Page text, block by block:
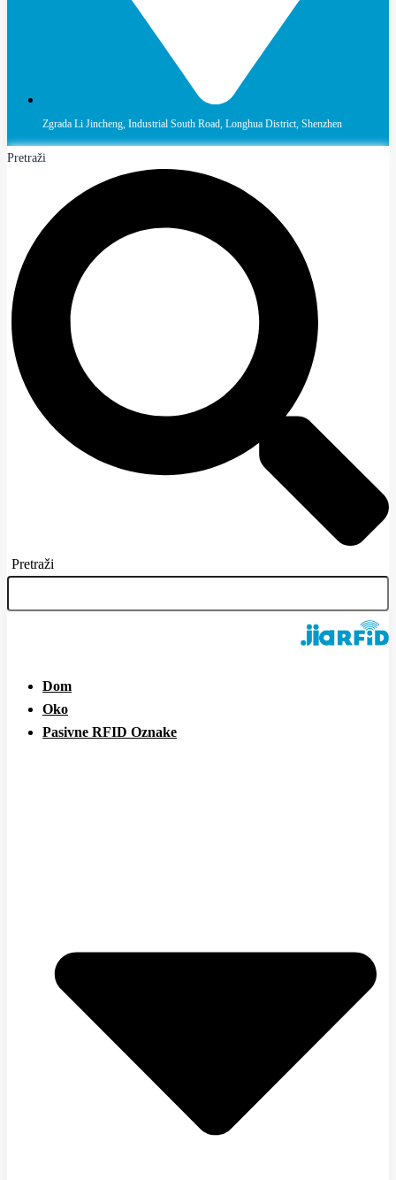
Zgrada Li Jincheng, Industrial South Road, Longhua District, Shenzhen
Pretraži
Pretraži
Dom
Oko
Pasivne RFID Oznake